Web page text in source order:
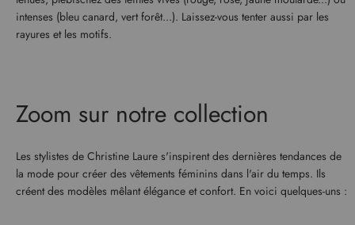
intenses (bleu canard, vert forêt...). Laissez-vous tenter aussi par les
rayures et les motifs.
Zoom sur notre collection
Les stylistes de Christine Laure s'inspirent des dernières tendances de
la mode pour créer des vêtements féminins dans l'air du temps. Ils
créent des modèles mêlant élégance et confort. En voici quelques-uns :